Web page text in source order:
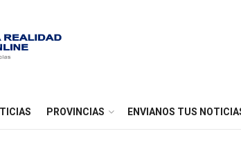
PROVINCIAS ENVIANOS TUS